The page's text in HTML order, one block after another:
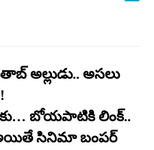
అల్లుడు.. అసలు
బోయపాటికి లింక్..
సినిమా బంపర్